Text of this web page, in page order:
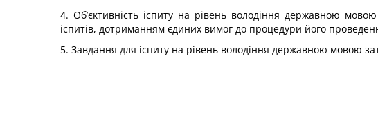
4. Об’єктивність іспиту на рівень володіння державною
іспитів, дотриманням єдиних вимог до процедури його
5. Завдання для іспиту на рівень володіння державною мовою